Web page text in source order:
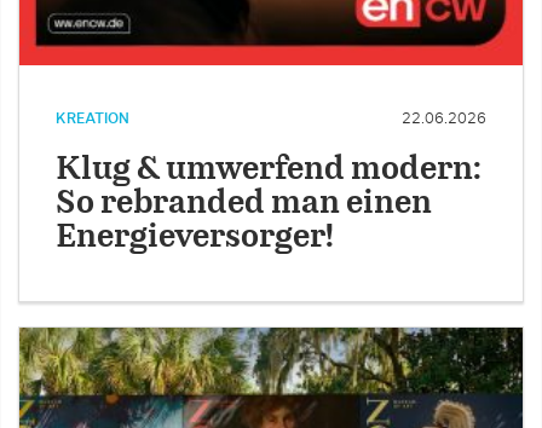
KREATION 22.06.2026
Klug & umwerfend modern:
So rebranded man einen
Energieversorger!